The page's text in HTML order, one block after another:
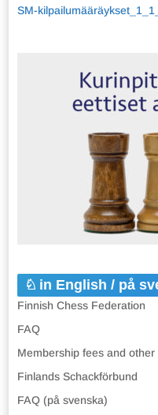
SM-
in English / på
Finnish Chess Federation
FAQ
Membership fees and other
Finlands Schackförbund
FAQ (på svenska)